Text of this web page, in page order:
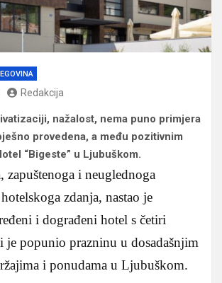
Redakcija
nažalost, nema puno primjera
provedena, a među pozitivnim
“Bigeste” u Ljubuškom.
zapuštenoga i neuglednoga
zdanja, nastao je
i dograđeni hotel s četiri
je popunio prazninu u dosadašnjim
i ponudama u Ljubuškom.